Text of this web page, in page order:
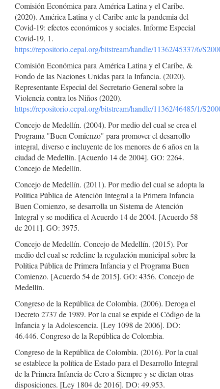
Comisión Económica para América Latina y el Caribe.
(2020). América Latina y el Caribe ante la pandemia del
Covid-19: efectos económicos y sociales. Informe Especial
Covid-19, 1.
https://repositorio.cepal.org/bitstream/handle/11362/45337/6/
Comisión Económica para América Latina y el Caribe, &
Fondo de las Naciones Unidas para la Infancia. (2020).
Representante Especial del Secretario General sobre la
Violencia contra los Niños (2020).
https://repositorio.cepal.org/bitstream/handle/11362/46485/1/
Concejo de Medellín. (2004). Por medio del cual se crea el
Programa "Buen Comienzo" para promover el desarrollo
integral, diverso e incluyente de los menores de 6 años en la
ciudad de Medellín. [Acuerdo 14 de 2004]. GO: 2264.
Concejo de Medellín.
Concejo de Medellín. (2011). Por medio del cual se adopta la
Política Pública de Atención Integral a la Primera Infancia
Buen Comienzo, se desarrolla un Sistema de Atención
Integral y se modifica el Acuerdo 14 de 2004. [Acuerdo 58
de 2011]. GO: 3975.
Concejo de Medellín. Concejo de Medellín. (2015). Por
medio del cual se redefine la regulación municipal sobre la
Política Pública de Primera Infancia y el Programa Buen
Comienzo. [Acuerdo 54 de 2015]. GO: 4356. Concejo de
Medellín.
Congreso de la República de Colombia. (2006). Deroga el
Decreto 2737 de 1989. Por la cual se expide el Código de la
Infancia y la Adolescencia. [Ley 1098 de 2006]. DO:
46.446. Congreso de la República de Colombia.
Congreso de la República de Colombia. (2016). Por la cual
se establece la política de Estado para el Desarrollo Integral
de la Primera Infancia de Cero a Siempre y se dictan otras
disposiciones. [Ley 1804 de 2016]. DO: 49.953.